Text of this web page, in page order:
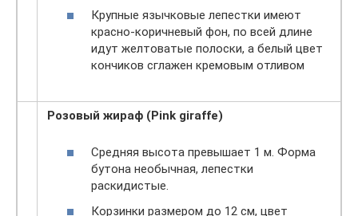
Крупные язычковые лепестки имеют
красно-коричневый фон, по всей длине
идут желтоватые полоски, а белый цвет
кончиков сглажен кремовым отливом
Розовый жираф (Pink giraffe)
Средняя высота превышает 1 м. Форма
бутона необычная, лепестки
раскидистые.
Корзинки размером до 12 см, цвет